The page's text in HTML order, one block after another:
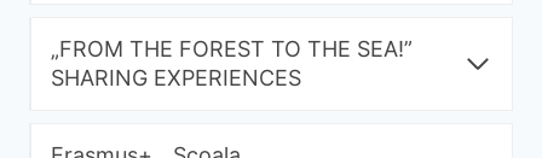
„FROM THE FOREST TO THE SEA!”
SHARING EXPERIENCES